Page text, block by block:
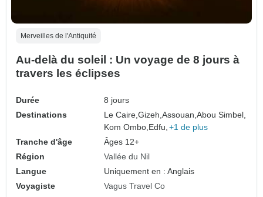
Merveilles de l'Antiquité
Au-delà du soleil : Un voyage de 8 jours à
travers les éclipses
Durée
8 jours
Destinations
Le Caire,Gizeh,Assouan,Abou Simbel,
Kom Ombo, Edfu, +1 de plus
Tranche d'âge
Âges 12+
Région
Vallée du Nil
Langue
Uniquement en : Anglais
Voyagiste
Vagus Travel Co